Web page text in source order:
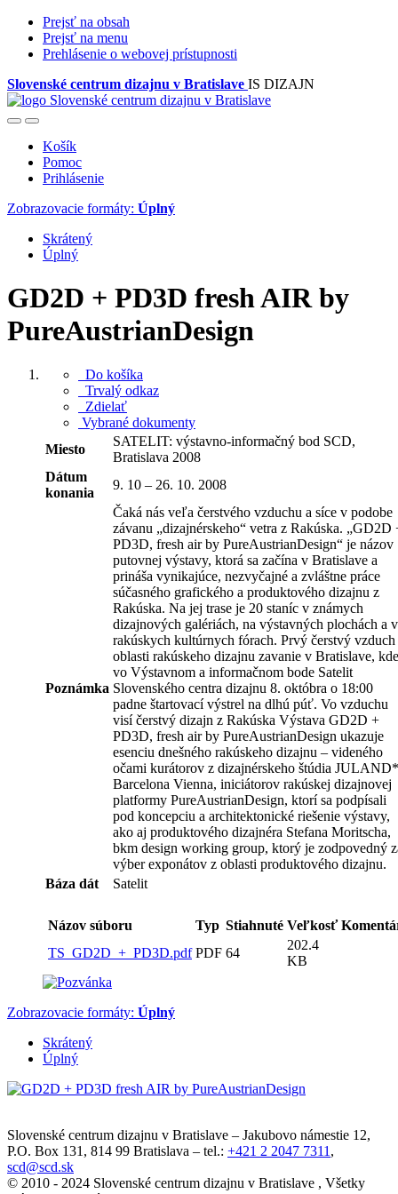
Prejsť na obsah
Prejsť na menu
Prehlásenie o webovej prístupnosti
Slovenské centrum dizajnu v Bratislave IS DIZAJN
Košík
Pomoc
Prihlásenie
Zobrazovacie formáty: Úplný
Skrátený
Úplný
GD2D + PD3D fresh AIR by
PureAustrianDesign
Do košíka
Trvalý odkaz
Zdielať
Vybrané dokumenty
Miesto
SATELIT: výstavno-informačný bod SCD,
Bratislava 2008
Dátum
konania
9. 10 – 26. 10. 2008
Poznámka
Čaká nás veľa čerstvého vzduchu a síce v podobe
závanu „dizajnérskeho“ vetra z Rakúska. „GD2D
PD3D, fresh air by PureAustrianDesign“ je názov
putovnej výstavy, ktorá sa začína v Bratislave a
prináša vynikajúce, nezvyčajné a zvláštne práce
súčasného grafického a produktového dizajnu z
Rakúska. Na jej trase je 20 staníc v známych
dizajnových galériách, na výstavných plochách a v
rakúskych kultúrnych fórach. Prvý čerstvý vzduch
oblasti rakúskeho dizajnu zavanie v Bratislave, kde
vo Výstavnom a informačnom bode Satelit
Slovenského centra dizajnu 8. októbra o 18:00
padne štartovací výstrel na dlhú púť. Vo vzduchu
visí čerstvý dizajn z Rakúska Výstava GD2D +
PD3D, fresh air by PureAustrianDesign ukazuje
esenciu dnešného rakúskeho dizajnu – videného
očami kurátorov z dizajnérskeho štúdia JULAND*
Barcelona Vienna, iniciátorov rakúskej dizajnovej
platformy PureAustrianDesign, ktorí sa podpísali
pod koncepciu a architektonické riešenie výstavy,
ako aj produktového dizajnéra Stefana Moritscha,
bkm design working group, ktorý je zodpovedný
výber exponátov z oblasti produktového dizajnu.
Báza dát
Satelit
Názov súboru Typ Stiahnuté Veľkosť
TS_GD2D_+_PD3D.pdf PDF 64
202.4
KB
Zobrazovacie formáty: Úplný
Skrátený
Úplný
Slovenské centrum dizajnu v Bratislave – Jakubovo námestie 12,
P.O. Box 131, 814 99 Bratislava – tel.: +421 2 2047 7311 ,
scd@scd.sk
© 2010 - 2024 Slovenské centrum dizajnu v Bratislave , Všetky